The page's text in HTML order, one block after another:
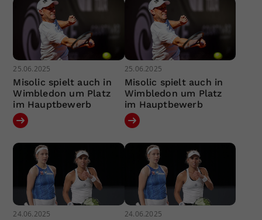
25.06.2025
Misolic spielt auch in
Wimbledon um Platz
im Hauptbewerb
25.06.2025
Misolic spielt auch in
Wimbledon um Platz
im Hauptbewerb
24.06.2025 24.06.2025